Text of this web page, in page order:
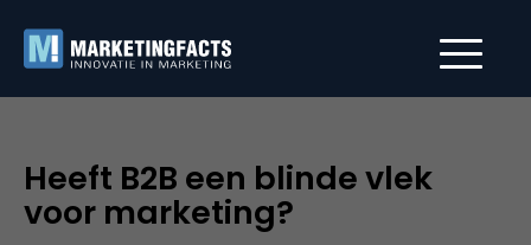
Heeft B2B een blinde vlek
voor marketing?